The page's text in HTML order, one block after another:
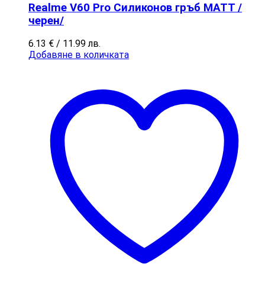
Realme V60 Pro Силиконов гръб MATT /
черен/
6.13 € / 11.99 лв.
Добавяне в количката